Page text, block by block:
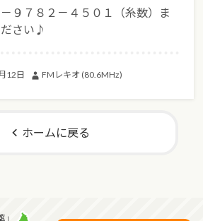
９７８２－４５０１（糸数）ま
さい♪
12日 FMレキオ (80.6MHz)
ホームに戻る